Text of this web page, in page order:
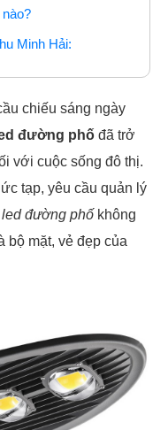
Minh Hải:
chiếu sáng ngày
đường phố đã trở
với cuộc sống đô thị.
tạp, yêu cầu quản lý
đường phố không
bộ mặt, vẻ đẹp của